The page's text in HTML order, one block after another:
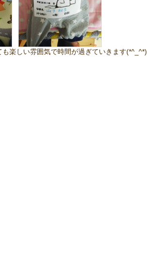
楽しい雰囲気で時間が過ぎていきます(*^_^*)